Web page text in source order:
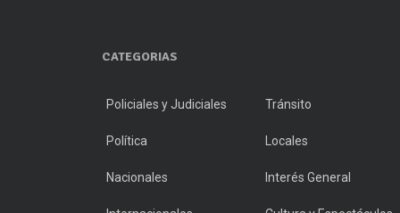
CATEGORIAS
Policiales y Judiciales Tránsito
Política Locales
Nacionales Interés General